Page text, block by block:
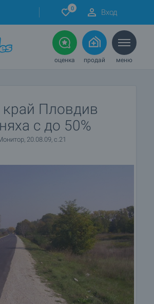
0 Вход
оценка продай меню
край Пловдив
с до 50%
20.08.09, с.21